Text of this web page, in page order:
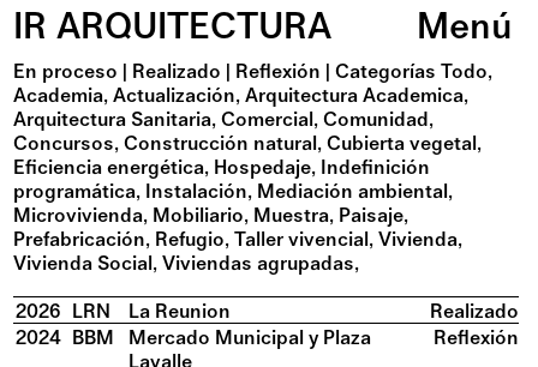
IR ARQUITECTURA Menú
En proceso | Realizado | Reflexión | Categorías Todo
Academia Actualización Arquitectura Academica
Arquitectura Sanitaria Comercial Comunidad
Concursos Construcción natural Cubierta vegetal
Eficiencia energética Hospedaje Indefinición
programática Instalación Mediación ambiental
Microvivienda Mobiliario Muestra Paisaje
Prefabricación Refugio Taller vivencial Vivienda
Vivienda Social Viviendas agrupadas
2026 LRN La Reunion
Realizado
2024 BBM
Mercado Municipal y Plaza
Lavalle
Reflexión